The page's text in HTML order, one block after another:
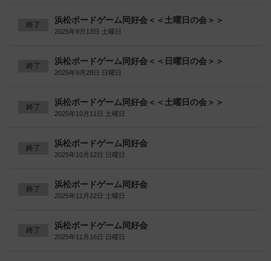
終了 浜松ボードゲーム同好会＜＜土曜日の会＞＞
2025年9月13日 土曜日
終了 浜松ボードゲーム同好会＜＜日曜日の会＞＞
2025年9月28日 日曜日
終了 浜松ボードゲーム同好会＜＜土曜日の会＞＞
2025年10月11日 土曜日
終了 浜松ボードゲーム同好会
2025年10月12日 日曜日
終了 浜松ボードゲーム同好会
2025年11月22日 土曜日
終了 浜松ボードゲーム同好会
2025年11月16日 日曜日